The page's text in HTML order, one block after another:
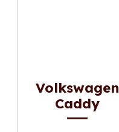
Volkswagen
Caddy